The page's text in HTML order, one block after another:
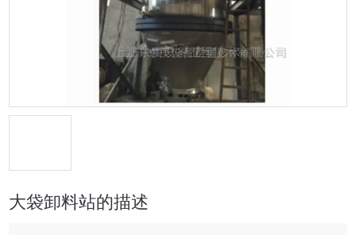
大袋卸料站的描述